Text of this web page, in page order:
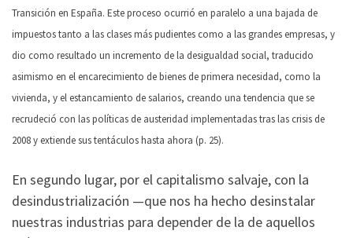
Transición en España. Este proceso ocurrió en paralelo a una bajada de
impuestos tanto a las clases más pudientes como a las grandes empresas, y
dio como resultado un incremento de la desigualdad social, traducido
asimismo en el encarecimiento de bienes de primera necesidad, como la
vivienda, y el estancamiento de salarios, creando una tendencia que se
recrudeció con las políticas de austeridad implementadas tras las crisis de
2008 y extiende sus tentáculos hasta ahora (p. 25).
En segundo lugar, por el capitalismo salvaje, con la
desindustrialización —que nos ha hecho desinstalar
nuestras industrias para depender de la de aquellos